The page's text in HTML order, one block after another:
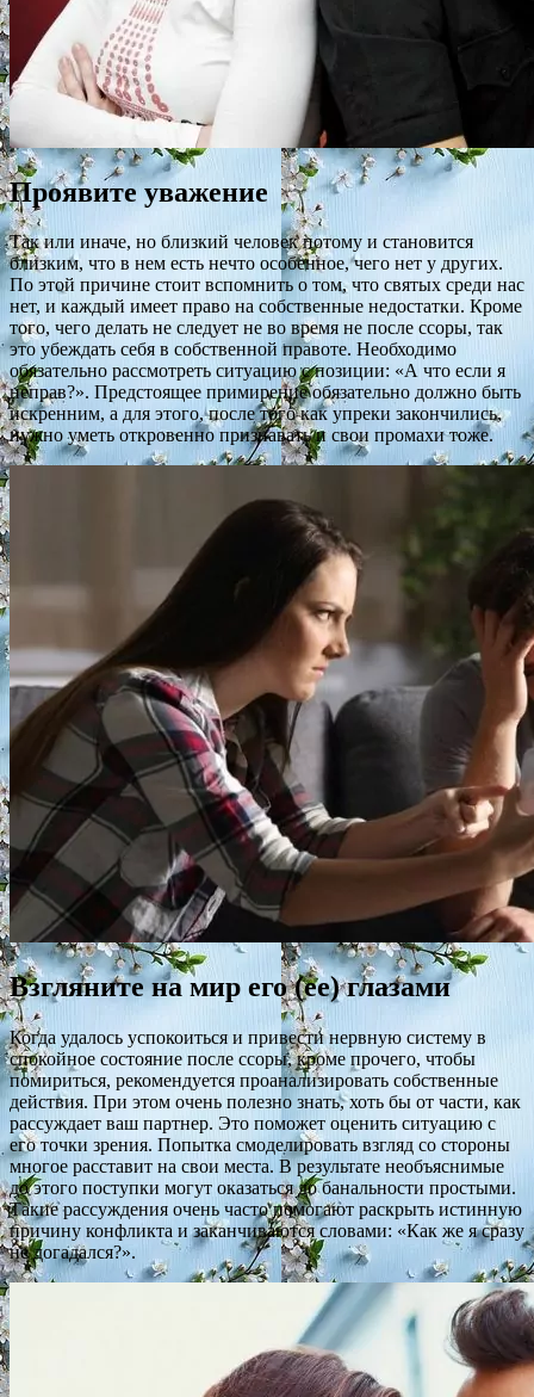
Проявите уважение
Так или иначе, но близкий человек потому и становится
близким, что в нем есть нечто особенное, чего нет у других.
По этой причине стоит вспомнить о том, что святых среди нас
нет, и каждый имеет право на собственные недостатки. Кроме
того, чего делать не следует не во время не после ссоры, так
это убеждать себя в собственной правоте. Необходимо
обязательно рассмотреть ситуацию с позиции: «А что если я
неправ?». Предстоящее примирение обязательно должно быть
искренним, а для этого, после того как упреки закончились,
нужно уметь откровенно признавать и свои промахи тоже.
Взгляните на мир его (ее) глазами
Когда удалось успокоиться и привести нервную систему в
спокойное состояние после ссоры, кроме прочего, чтобы
помириться, рекомендуется проанализировать собственные
действия. При этом очень полезно знать, хоть бы от части, как
рассуждает ваш партнер. Это поможет оценить ситуацию с
его точки зрения. Попытка смоделировать взгляд со стороны
многое расставит на свои места. В результате необъяснимые
до этого поступки могут оказаться до банальности простыми.
Такие рассуждения очень часто помогают раскрыть истинную
причину конфликта и заканчиваются словами: «Как же я сразу
не догадался?».